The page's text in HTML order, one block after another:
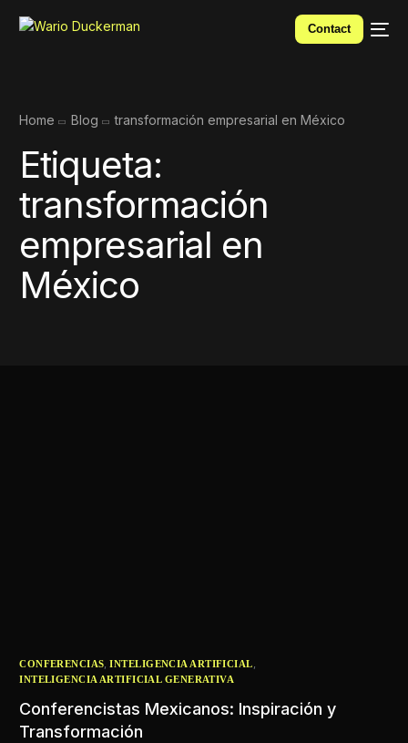
Contact
Home Blog transformación empresarial en México
Etiqueta:
transformación
empresarial en
México
CONFERENCIAS,INTELIGENCIA ARTIFICIAL,
INTELIGENCIA ARTIFICIAL GENERATIVA
Conferencistas Mexicanos: Inspiración y
Transformación